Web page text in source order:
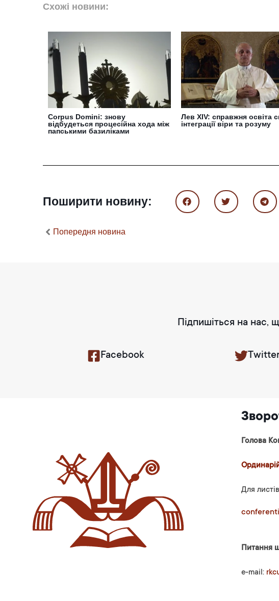
Схожі новини:
Corpus Domini: знову
відбудеться процесійна хода між
папськими базиліками
Лев XIV: справжня освіта
інтеграції віри та розуму
Поширити новину:
Попередня новина
Підпишіться на нас,
Facebook
Голова
Для
Питання
e-mail: